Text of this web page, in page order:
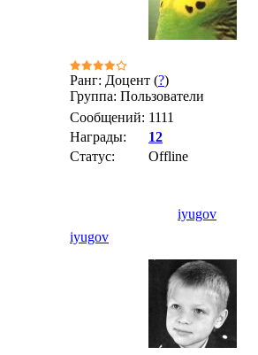
Ранг: Доцент (?)
Группа: Пользователи
Сообщений: 1111
Награды:
12
Статус:
Offline
iyugov
iyugov